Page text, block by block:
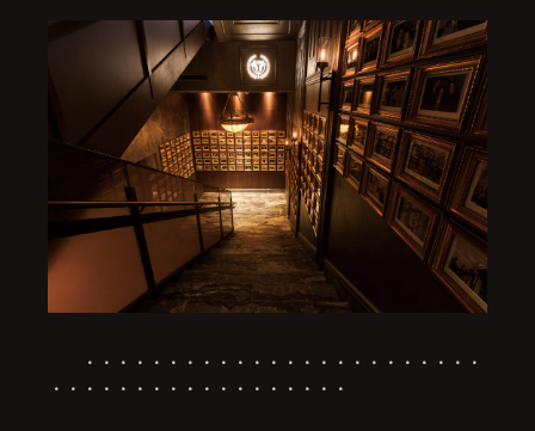
・・・・・・・・・・・・・・・・・・・・・・・・
・・・・・・・・・・・・・・・・・・